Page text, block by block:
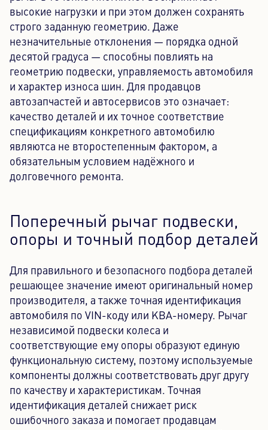
высокие нагрузки и при этом должен сохранять
строго заданную геометрию. Даже
незначительные отклонения — порядка одной
десятой градуса — способны повлиять на
геометрию подвески, управляемость автомобиля
и характер износа шин. Для продавцов
автозапчастей и автосервисов это означает:
качество деталей и их точное соответствие
спецификациям конкретного автомобилю
являютса не второстепенным фактором, а
обязательным условием надёжного и
долговечного ремонта.
Поперечный рычаг подвески,
опоры и точный подбор деталей
Для правильного и безопасного подбора деталей
решающее значение имеют оригинальный номер
производителя, а также точная идентификация
автомобиля по VIN-коду или KBA-номеру. Рычаг
независимой подвески колеса и
соответствующие ему опоры образуют единую
функциональную систему, поэтому используемые
компоненты должны соответствовать друг другу
по качеству и характеристикам. Точная
идентификация деталей снижает риск
ошибочного заказа и помогает продавцам